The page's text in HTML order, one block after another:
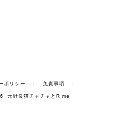
ポリシー 免責事項
元野良猫チャチャとR me